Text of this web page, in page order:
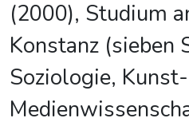
(2000), Studium
Konstanz (sieben
Soziologie,